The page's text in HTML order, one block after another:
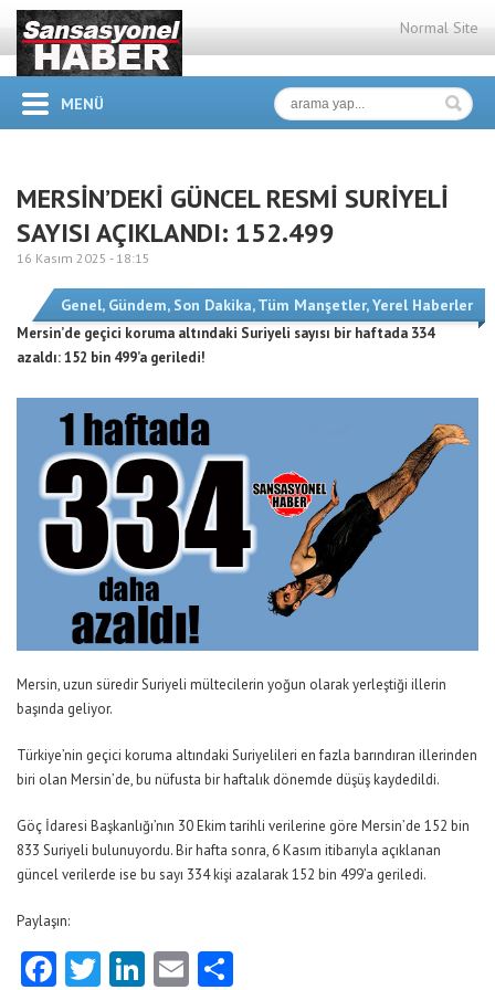
Normal Site
MENÜ
MERSİN’DEKİ GÜNCEL RESMİ SURİYELİ
SAYISI AÇIKLANDI: 152.499
16 Kasım 2025 - 18:15
Genel, Gündem, Son Dakika,Tüm Manşetler,Yerel Haberler
Mersin’de geçici koruma altındaki Suriyeli sayısı bir haftada 334
azaldı: 152 bin 499’a geriledi!
Mersin, uzun süredir Suriyeli mültecilerin yoğun olarak yerleştiği illerin
başında geliyor.
Türkiye’nin geçici koruma altındaki Suriyelileri en fazla barındıran illerinden
biri olan Mersin’de, bu nüfusta bir haftalık dönemde düşüş kaydedildi.
Göç İdaresi Başkanlığı’nın 30 Ekim tarihli verilerine göre Mersin’de 152 bin
833 Suriyeli bulunuyordu. Bir hafta sonra, 6 Kasım itibarıyla açıklanan
güncel verilerde ise bu sayı 334 kişi azalarak 152 bin 499’a geriledi.
Paylaşın:
Facebook
Twitter
LinkedIn
Email